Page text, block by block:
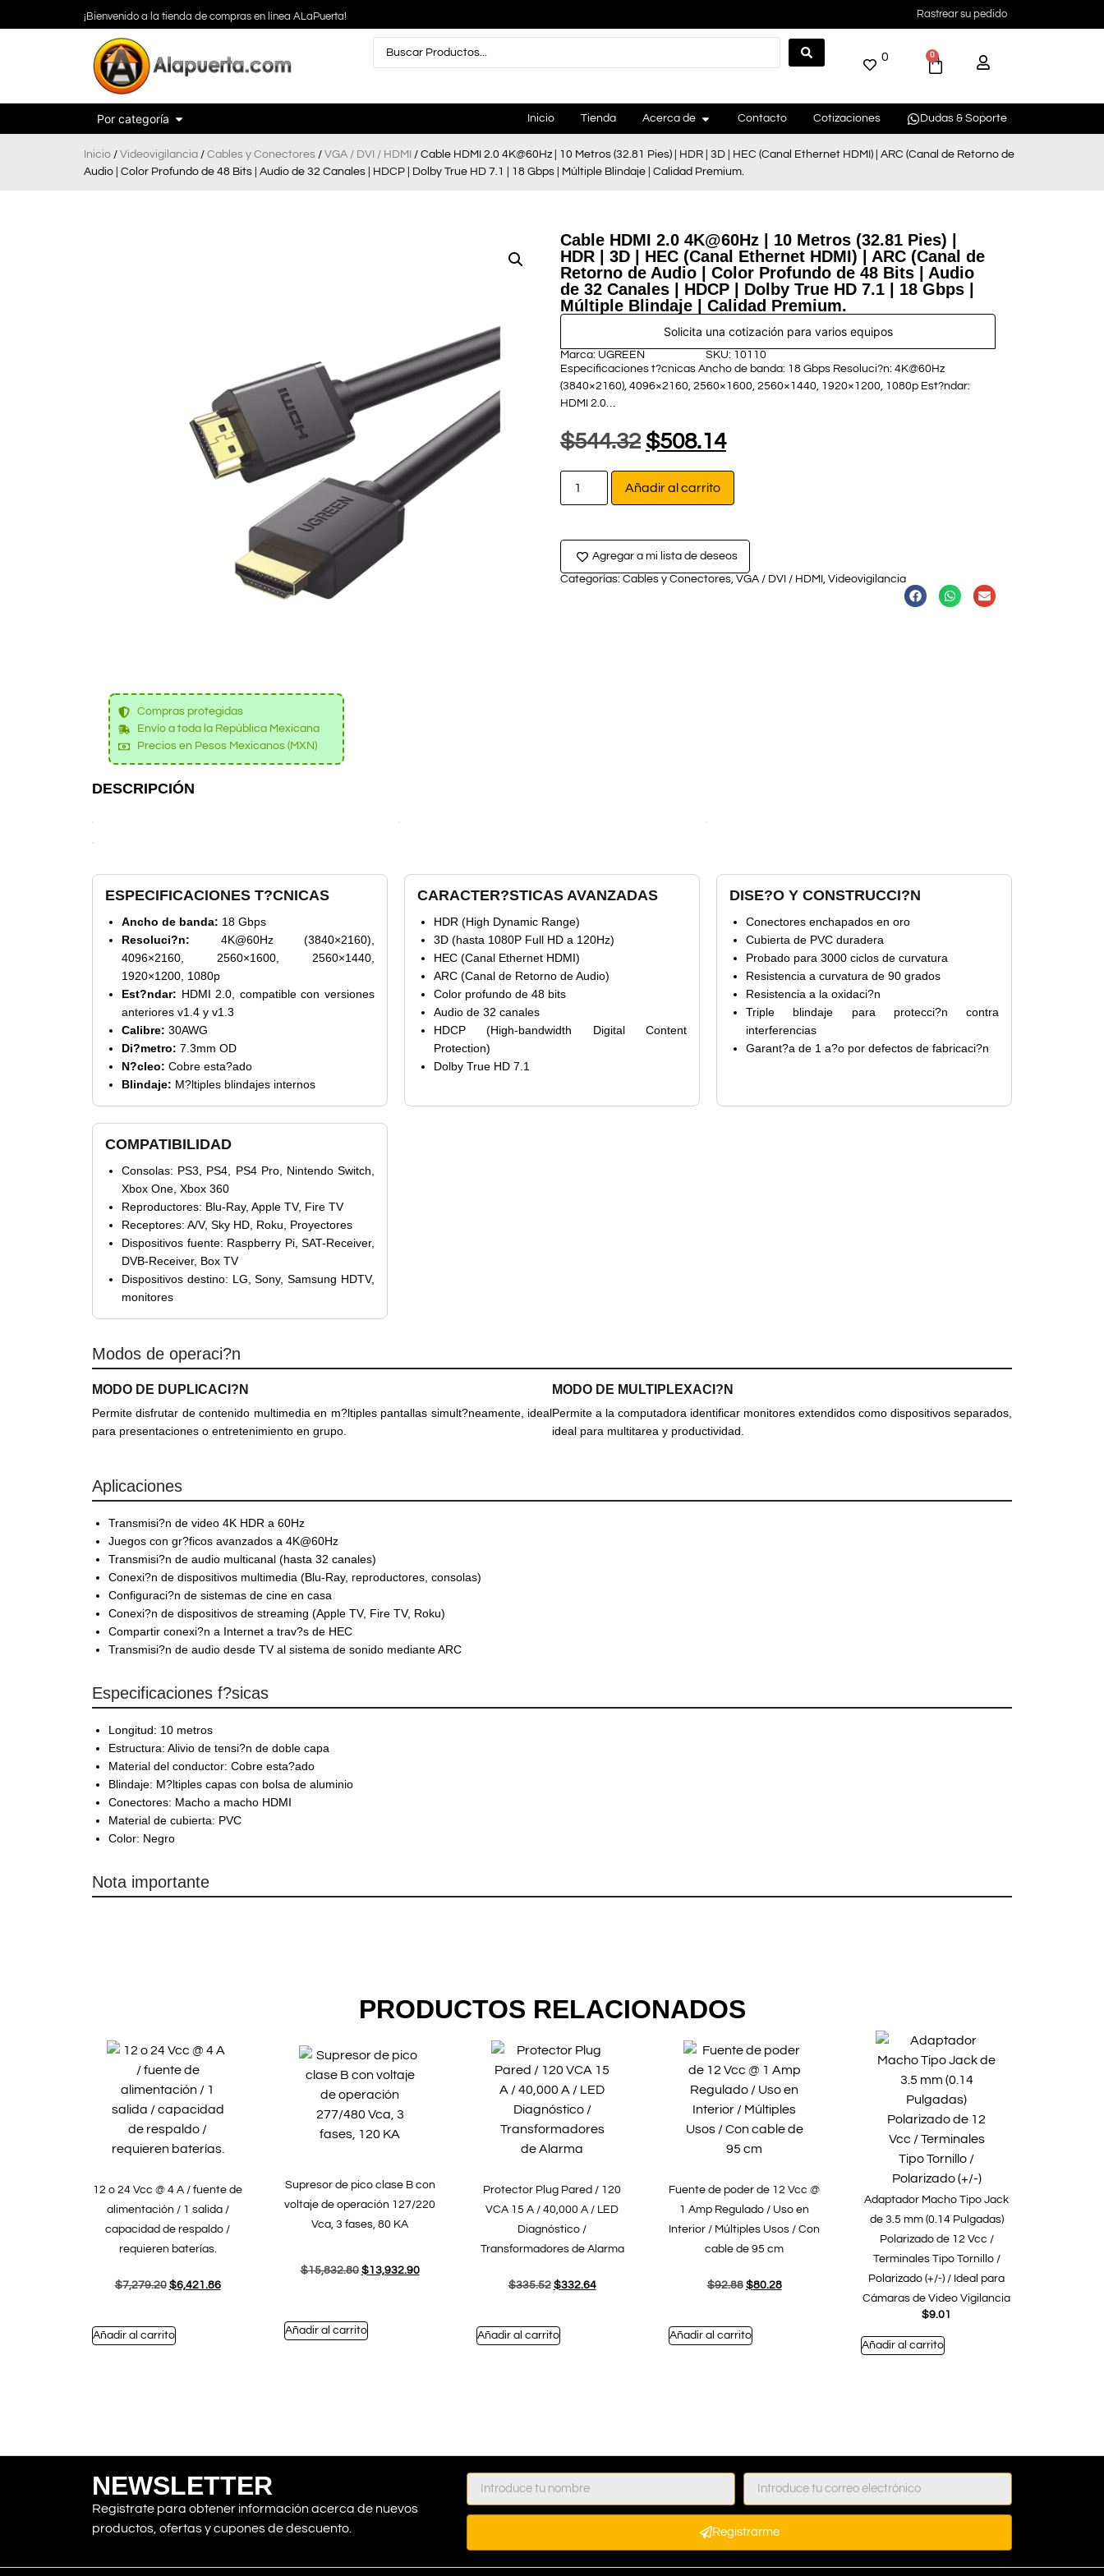
¡Bienvenido a la tienda de compras en línea ALaPuerta! Rastrear su pedido
0 0
Por categoría Inicio Tienda Acerca de Contacto Cotizaciones Dudas & Soporte
Inicio / Videovigilancia / Cables y Conectores / VGA / DVI / HDMI
/ Cable HDMI 2.0 4K@60Hz | 10 Metros (32.81 Pies) | HDR | 3D | HEC (Canal Ethernet HDMI) | ARC (Canal de Retorno de
Audio | Color Profundo de 48 Bits | Audio de 32 Canales | HDCP | Dolby True HD 7.1 | 18 Gbps | Múltiple Blindaje | Calidad Premium.
Compras protegidas
Envío a toda la República Mexicana
Precios en Pesos Mexicanos (MXN)
Cable HDMI 2.0 4K@60Hz | 10 Metros (32.81 Pies) |
HDR | 3D | HEC (Canal Ethernet HDMI) | ARC (Canal de
Retorno de Audio | Color Profundo de 48 Bits | Audio
de 32 Canales | HDCP | Dolby True HD 7.1 | 18 Gbps |
Múltiple Blindaje | Calidad Premium.
Solicita una cotización para varios equipos
Marca: UGREEN
SKU: 10110
Especificaciones t?cnicas Ancho de banda: 18 Gbps Resoluci?n: 4K@60Hz
(3840×2160), 4096×2160, 2560×1600, 2560×1440, 1920×1200, 1080p Est?ndar:
HDMI 2.0…
$544.32 $508.14
Añadir al carrito
Agregar a mi lista de deseos
Categorías: Cables y Conectores, VGA / DVI / HDMI , Videovigilancia
DESCRIPCIÓN
ESPECIFICACIONES T?CNICAS
Ancho de banda: 18 Gbps
Resoluci?n: 4K@60Hz (3840×2160),
4096×2160, 2560×1600, 2560×1440,
1920×1200, 1080p
Est?ndar: HDMI 2.0, compatible con versiones
anteriores v1.4 y v1.3
Calibre: 30AWG
Di?metro: 7.3mm OD
N?cleo: Cobre esta?ado
Blindaje: M?ltiples blindajes internos
CARACTER?STICAS AVANZADAS
HDR (High Dynamic Range)
3D (hasta 1080P Full HD a 120Hz)
HEC (Canal Ethernet HDMI)
ARC (Canal de Retorno de Audio)
Color profundo de 48 bits
Audio de 32 canales
HDCP (High-bandwidth Digital Content
Protection)
Dolby True HD 7.1
DISE?O Y CONSTRUCCI?N
Conectores enchapados en oro
Cubierta de PVC duradera
Probado para 3000 ciclos de curvatura
Resistencia a curvatura de 90 grados
Resistencia a la oxidaci?n
Triple blindaje para protecci?n contra
interferencias
Garant?a de 1 a?o por defectos de fabricaci?n
COMPATIBILIDAD
Consolas: PS3, PS4, PS4 Pro, Nintendo Switch,
Xbox One, Xbox 360
Reproductores: Blu-Ray, Apple TV, Fire TV
Receptores: A/V, Sky HD, Roku, Proyectores
Dispositivos fuente: Raspberry Pi, SAT-Receiver,
DVB-Receiver, Box TV
Dispositivos destino: LG, Sony, Samsung HDTV,
monitores
Modos de operaci?n
MODO DE DUPLICACI?N
Permite disfrutar de contenido multimedia en m?ltiples pantallas simult?neamente, ideal
para presentaciones o entretenimiento en grupo.
MODO DE MULTIPLEXACI?N
Permite a la computadora identificar monitores extendidos como dispositivos separados,
ideal para multitarea y productividad.
Aplicaciones
Transmisi?n de video 4K HDR a 60Hz
Juegos con gr?ficos avanzados a 4K@60Hz
Transmisi?n de audio multicanal (hasta 32 canales)
Conexi?n de dispositivos multimedia (Blu-Ray, reproductores, consolas)
Configuraci?n de sistemas de cine en casa
Conexi?n de dispositivos de streaming (Apple TV, Fire TV, Roku)
Compartir conexi?n a Internet a trav?s de HEC
Transmisi?n de audio desde TV al sistema de sonido mediante ARC
Especificaciones f?sicas
Longitud: 10 metros
Estructura: Alivio de tensi?n de doble capa
Material del conductor: Cobre esta?ado
Blindaje: M?ltiples capas con bolsa de aluminio
Conectores: Macho a macho HDMI
Material de cubierta: PVC
Color: Negro
Nota importante
PRODUCTOS RELACIONADOS
12 o 24 Vcc @ 4 A / fuente de
alimentación / 1 salida /
capacidad de respaldo /
requieren baterías.
$7,279.20 $6,421.86
Añadir al carrito
Supresor de pico clase B con
voltaje de operación 127/220
Vca, 3 fases, 80 KA
$15,832.80 $13,932.90
Añadir al carrito
Protector Plug Pared / 120
VCA 15 A / 40,000 A / LED
Diagnóstico /
Transformadores de Alarma
$335.52 $332.64
Añadir al carrito
Fuente de poder de 12 Vcc @
1 Amp Regulado / Uso en
Interior / Múltiples Usos / Con
cable de 95 cm
$92.88 $80.28
Añadir al carrito
Adaptador Macho Tipo Jack
de 3.5 mm (0.14 Pulgadas)
Polarizado de 12 Vcc /
Terminales Tipo Tornillo /
Polarizado (+/-) / Ideal para
Cámaras de Video Vigilancia
$9.01
Añadir al carrito
NEWSLETTER
Registrate para obtener información acerca de nuevos
productos, ofertas y cupones de descuento.
Registrarme